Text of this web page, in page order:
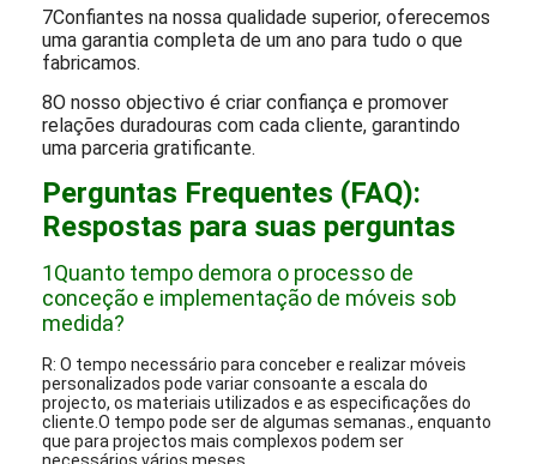
7Confiantes na nossa qualidade superior, oferecemos
uma garantia completa de um ano para tudo o que
fabricamos.
8O nosso objectivo é criar confiança e promover
relações duradouras com cada cliente, garantindo
uma parceria gratificante.
Perguntas Frequentes (FAQ):
Respostas para suas perguntas
1Quanto tempo demora o processo de
conceção e implementação de móveis sob
medida?
R: O tempo necessário para conceber e realizar móveis
personalizados pode variar consoante a escala do
projecto, os materiais utilizados e as especificações do
cliente.O tempo pode ser de algumas semanas., enquanto
que para projectos mais complexos podem ser